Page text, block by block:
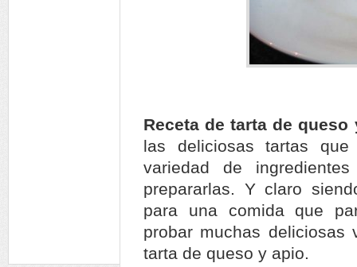
Receta de tarta de queso
las deliciosas tartas
variedad de
prepararlas. Y claro
para una comida que
probar muchas deliciosas
tarta de queso y apio.